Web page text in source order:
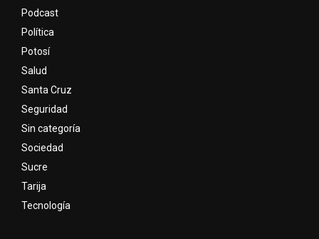
Podcast
Política
Potosí
Salud
Santa Cruz
Seguridad
Sin categoría
Sociedad
Sucre
Tarija
Tecnología